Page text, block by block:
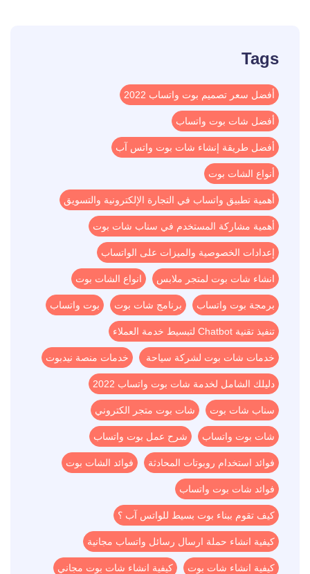
Tags
أفضل سعر تصميم بوت واتساب 2022
أفضل شات بوت واتساب
أفضل طريقة إنشاء شات بوت واتس آب
أنواع الشات بوت
أهمية تطبيق واتساب في التجارة الإلكترونية والتسويق
أهمية مشاركة المستخدم في سناب شات بوت
إعدادات الخصوصية والميزات على الواتساب
انشاء شات بوت لمتجر ملابس انواع الشات بوت
برمجة بوت واتساب برنامج شات بوت بوت واتساب
تنفيذ تقنية Chatbot لتبسيط خدمة العملاء
خدمات شات بوت لشركة سياحة خدمات منصة نيدبوت
دليلك الشامل لخدمة شات بوت واتساب 2022
سناب شات بوت شات بوت متجر الكتروني
شات بوت واتساب شرح عمل بوت واتساب
فوائد استخدام روبوتات المحادثة فوائد الشات بوت
فوائد شات بوت واتساب
كيف تقوم ببناء بوت بسيط للواتس آب ؟
كيفية انشاء حملة ارسال رسائل واتساب مجانية
كيفية انشاء شات بوت كيفية انشاء شات بوت مجاني